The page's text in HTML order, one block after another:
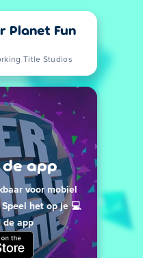
Planet Fun
Title Studios
app
voor mobiel
het op je 💻
de app